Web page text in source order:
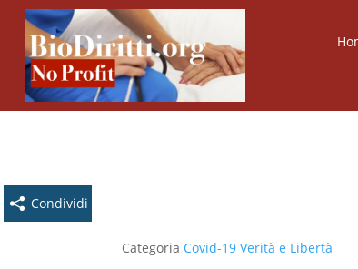
Categoria Covid-19 Verità e Libertà
Condividi